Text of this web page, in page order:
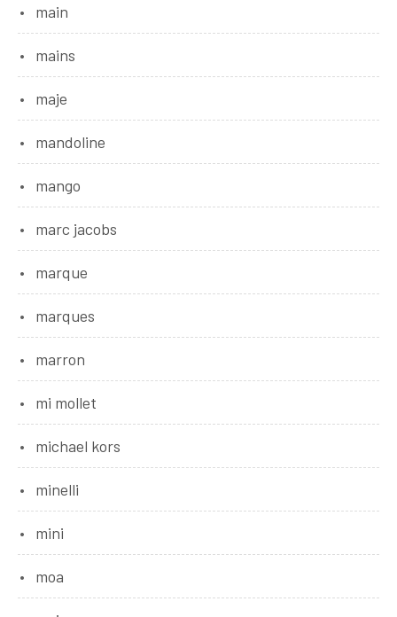
main
mains
maje
mandoline
mango
marc jacobs
marque
marques
marron
mi mollet
michael kors
minelli
mini
moa